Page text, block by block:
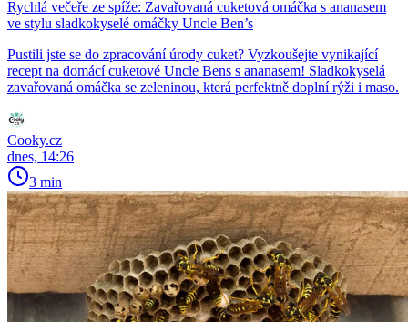
Rychlá večeře ze spíže: Zavařovaná cuketová omáčka s ananasem
ve stylu sladkokyselé omáčky Uncle Ben’s
Pustili jste se do zpracování úrody cuket? Vyzkoušejte vynikající
recept na domácí cuketové Uncle Bens s ananasem! Sladkokyselá
zavařovaná omáčka se zeleninou, která perfektně doplní rýži i maso.
Cooky.cz
dnes, 14:26
3 min